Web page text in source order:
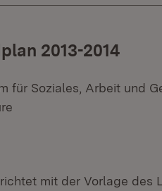
2013-2014
für Soziales, Arbeit und
mit der Vorlage des